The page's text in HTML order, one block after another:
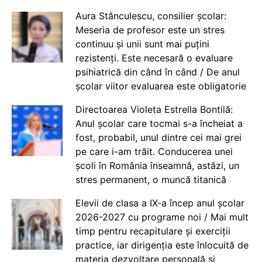
Aura Stănculescu, consilier școlar:
Meseria de profesor este un stres
continuu și unii sunt mai puțini
rezistenți. Este necesară o evaluare
psihiatrică din când în când / De anul
școlar viitor evaluarea este obligatorie
Directoarea Violeta Estrella Bontilă:
Anul școlar care tocmai s-a încheiat a
fost, probabil, unul dintre cei mai grei
pe care i-am trăit. Conducerea unei
școli în România înseamnă, astăzi, un
stres permanent, o muncă titanică
Elevii de clasa a IX-a încep anul școlar
2026-2027 cu programe noi / Mai mult
timp pentru recapitulare și exerciții
practice, iar dirigenția este înlocuită de
materia dezvoltare personală și